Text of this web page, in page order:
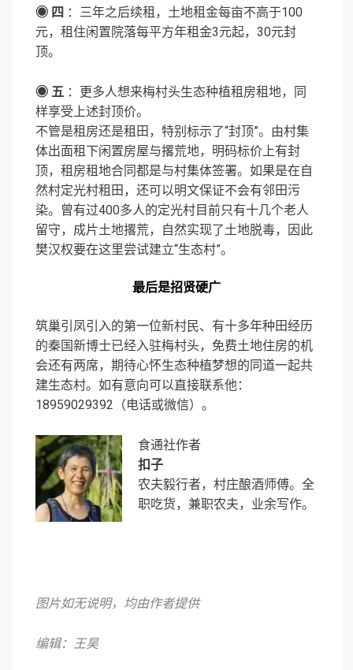
◉ 四 ：三年之后续租，土地租金每亩不高于100
元，租住闲置院落每平方年租金3元起，30元封
顶。
◉ 五 ：更多人想来梅村头生态种植租房租地，同
样享受上述封顶价。
不管是租房还是租田，特别标示了“封顶”。由村集
体出面租下闲置房屋与撂荒地，明码标价上有封
顶，租房租地合同都是与村集体签署。如果是在自
然村定光村租田，还可以明文保证不会有邻田污
染。曾有过400多人的定光村目前只有十几个老人
留守，成片土地撂荒，自然实现了土地脱毒，因此
樊汉权要在这里尝试建立“生态村”。
最后是招贤硬广
筑巢引凤引入的第一位新村民、有十多年种田经历
的秦国新博士已经入驻梅村头，免费土地住房的机
会还有两席，期待心怀生态种植梦想的同道一起共
建生态村。如有意向可以直接联系他：
18959029392（电话或微信）。
食通社作者
扣子
农夫毅行者，村庄酿酒师傅。全
职吃货，兼职农夫，业余写作。
图片如无说明，均由作者提供
编辑：王昊